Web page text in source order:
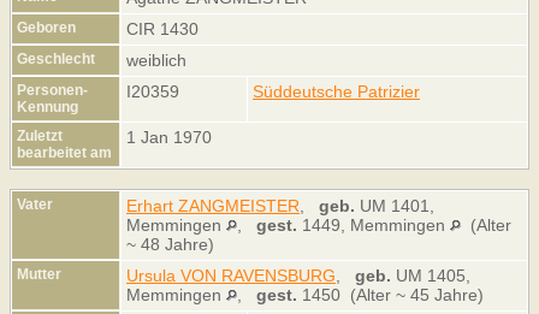
Geboren CIR 1430
Geschlecht weiblich
Personen-
Kennung
I20359 Süddeutsche Patrizier
Zuletzt
bearbeitet am
1 Jan 1970
Vater Erhart ZANGMEISTER geb. UM 1401,
Memmingen
gest. 1449, Memmingen
(Alter
~ 48 Jahre)
Mutter Ursula VON RAVENSBURG geb. UM 1405,
Memmingen
gest. 1450 (Alter ~ 45 Jahre)